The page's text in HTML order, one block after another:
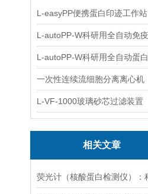
L-easyPP便携蛋白印迹工作站
一次性连续流细胞分离离心机
L-VF-1000玻璃砂芯过滤装置
相关文章